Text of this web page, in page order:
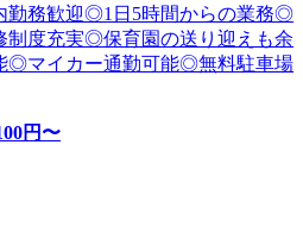
勤務歓迎◎1日5時間からの業務◎
度充実◎保育園の送り迎えも余
◎マイカー通勤可能◎無料駐車場
円〜